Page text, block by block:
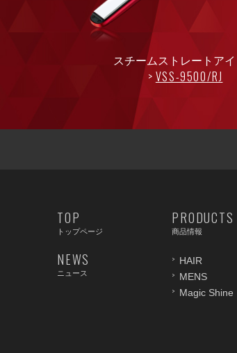
スチームストレートア
VSS-9500/RJ
TOP
トップページ
NEWS
ニュース
PRODUCTS
商品情報
HAIR
MENS
Magic Shine